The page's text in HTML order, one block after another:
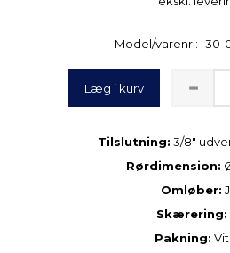
Model/varenr.: 30-
Læg i kurv
Tilslutning: 3/8″
Rørdimension:
Omløber:
Skærering:
Pakning: